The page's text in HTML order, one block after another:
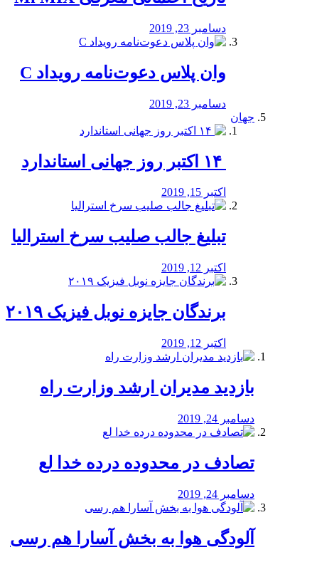
دسامبر 23, 2019
وان پلاس دعوت‌نامه رویداد C
دسامبر 23, 2019
جهان
اکتبر 15, 2019
تبلیغ جالب صلیب سرخ استرالیا
اکتبر 12, 2019
برندگان جایزه نوبل فیزیک ۲۰۱۹
اکتبر 12, 2019
بازدید مدیران ارشد وزارت راه
دسامبر 24, 2019
تصادف در محدوده درده خدا لع
دسامبر 24, 2019
آلودگی هوا به بخش آسارا هم رسی